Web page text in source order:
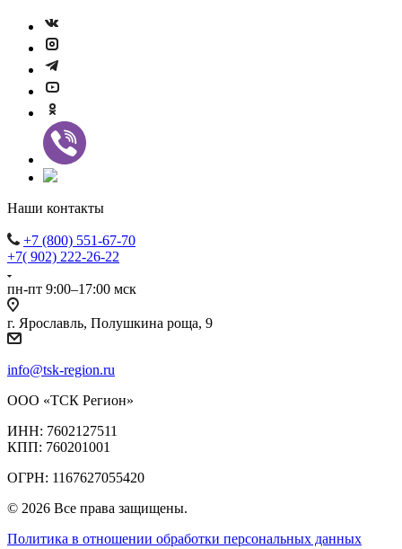
Наши контакты
+7 (800) 551-67-70
+7( 902) 222-26-22
пн-пт 9:00–17:00 мск
г. Ярославль, Полушкина роща, 9
info@tsk-region.ru
ООО «ТСК Регион»
ИНН: 7602127511
КПП: 760201001
ОГРН: 1167627055420
© 2026 Все права защищены.
Политика в отношении обработки персональных данных